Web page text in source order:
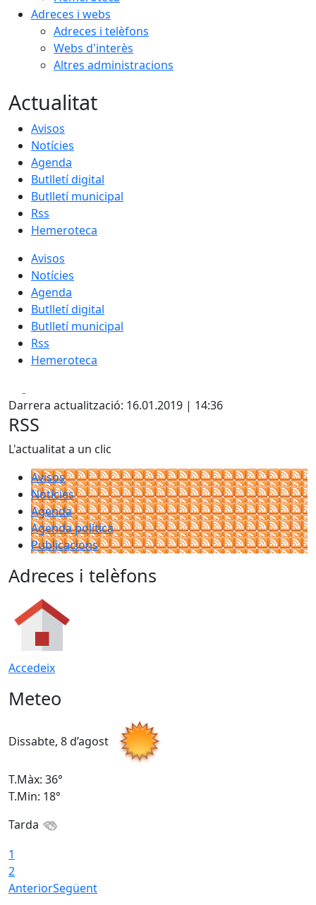
Adreces i webs
Adreces i telèfons
Webs d'interès
Altres administracions
Actualitat
Avisos
Notícies
Agenda
Butlletí digital
Butlletí municipal
Rss
Hemeroteca
Avisos
Notícies
Agenda
Butlletí digital
Butlletí municipal
Rss
Hemeroteca
Darrera actualització: 16.01.2019 | 14:36
RSS
L'actualitat a un clic
Avisos
Notícies
Agenda
Agenda política
Publicacions
Adreces i telèfons
Accedeix
Meteo
Dissabte, 8 d’agost
T.Màx: 36°
T.Min: 18°
Tarda
1
2
AnteriorSegüent